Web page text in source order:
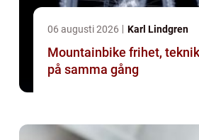
06 augusti 2026 Karl Lindgren
Mountainbike frihet, teknik och natur
på samma gång